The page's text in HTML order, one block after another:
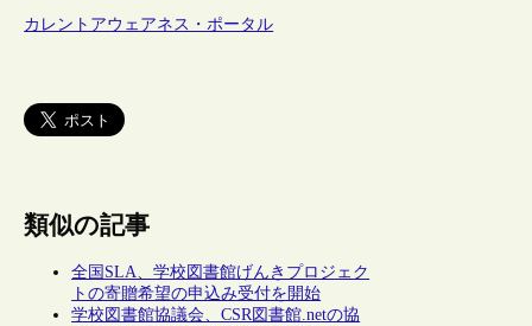
カレントアウェアネス・ポータル
類似の記事
全国SLA、学校図書館げんきプロジェク
トの寄贈希望の申込み受付を開始
学校図書館協議会、CSR図書館.netの協